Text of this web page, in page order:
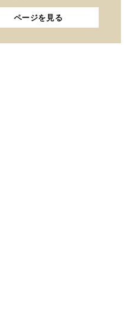
ページを見る